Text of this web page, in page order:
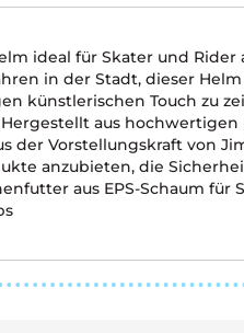
ideal für Skater und Rider
in der Stadt, dieser
künstlerischen Touch zu
aus
der Vorstellungskraft von
anzubieten, die
aus EPS-Schaum für